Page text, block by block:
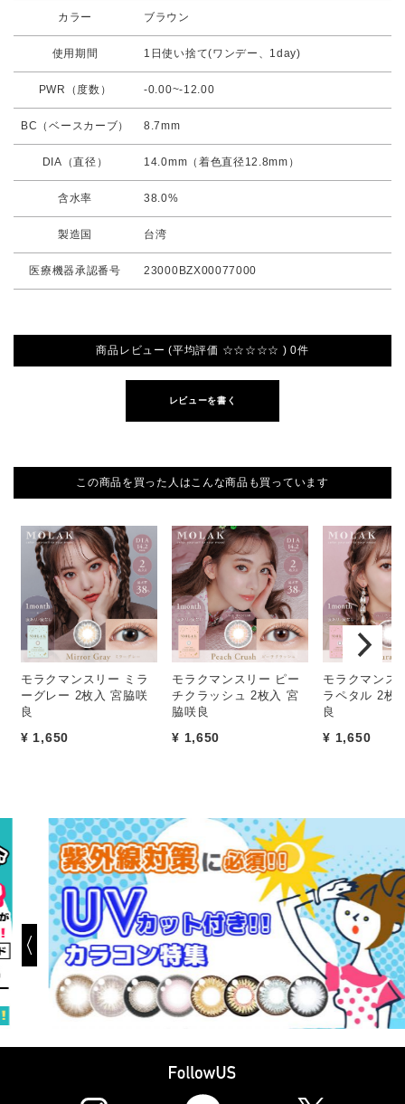
カラー ブラウン
使用期間 1日使い捨て(ワンデー、1day)
PWR（度数） -0.00~-12.00
BC（ベースカーブ） 8.7mm
DIA（直径） 14.0mm（着色直径12.8mm）
含水率 38.0%
製造国 台湾
医療機器承認番号 23000BZX00077000
商品レビュー (平均評価 ☆☆☆☆☆ ) 0件
レビューを書く
この商品を買った人はこんな商品も買っています
モラクマンスリー ミラ
ーグレー 2枚入 宮脇咲
良
¥ 1,650
モラクマンスリー ピー
チクラッシュ 2枚入 宮
脇咲良
¥ 1,650
モラクマンス
ラペタル 2枚
良
¥ 1,650